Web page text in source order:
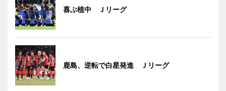
喜ぶ植中 Ｊリーグ
鹿島、逆転で白星発進 Ｊリーグ